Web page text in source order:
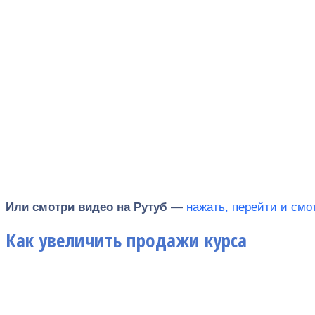
Или смотри видео на Рутуб — нажать, перейти и
Как увеличить продажи курса